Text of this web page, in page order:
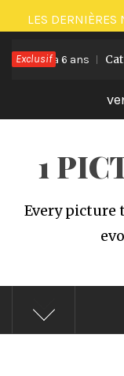
Passer
au
contenu
LES DERNIÈRES
Exclusif
Il y a 6 ans Cat
1
Every picture